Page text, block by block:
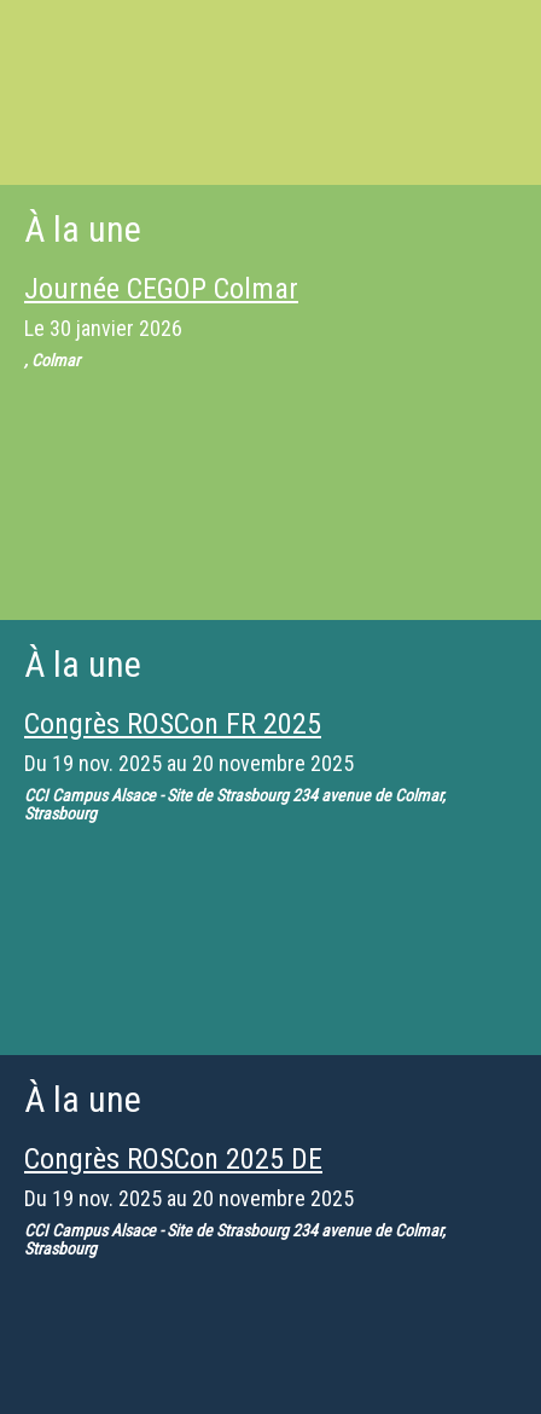
À la une
Journée CEGOP Colmar
Le 30 janvier 2026
, Colmar
À la une
Congrès ROSCon FR 2025
Du 19 nov. 2025 au 20 novembre 2025
CCI Campus Alsace - Site de Strasbourg 234 avenue de Colmar,
Strasbourg
À la une
Congrès ROSCon 2025 DE
Du 19 nov. 2025 au 20 novembre 2025
CCI Campus Alsace - Site de Strasbourg 234 avenue de Colmar,
Strasbourg